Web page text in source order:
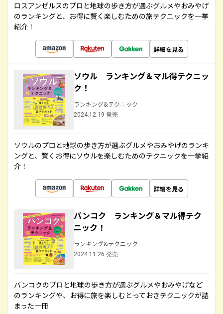
ロスアンゼルスのプロと地球の歩き方が選ぶグルメやおみやげ
のランキングと、お得に賢く楽しむための旅テクニックを一挙
紹介！
詳細を見る
ソウル ランキング＆マル得テクニッ
ク！
ランキング&テクニック
2024.12.19 発売
ソウルのプロと地球の歩き方が選ぶグルメやおみやげのランキ
ングと、賢くお得にソウルを楽しむためのテクニックを一挙紹
介！
詳細を見る
バンコク ランキング＆マル得テク
ニック！
ランキング&テクニック
2024.11.26 発売
バンコクのプロと地球の歩き方が選ぶグルメやおみやげなど
のランキングや、お得に旅を楽しむとっておきテクニックが詰
まった一冊